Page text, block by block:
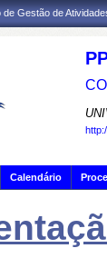
Gestão de
Calendário